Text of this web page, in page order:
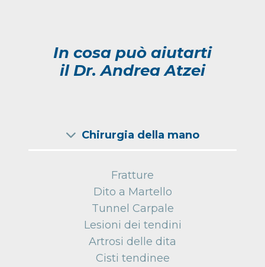
In cosa può aiutarti
il Dr. Andrea Atzei
Chirurgia della mano
Fratture
Dito a Martello
Tunnel Carpale
Lesioni dei tendini
Artrosi delle dita
Cisti tendinee